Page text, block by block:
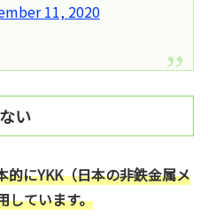
11, 2020
い
的にYKK（日本の非鉄金属メ
しています。